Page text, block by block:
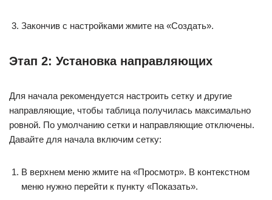
Закончив с настройками жмите на «Создать».
Этап 2: Установка направляющих
Для начала рекомендуется настроить сетку и другие
направляющие, чтобы таблица получилась максимально
ровной. По умолчанию сетки и направляющие отключены.
Давайте для начала включим сетку:
В верхнем меню жмите на «Просмотр». В контекстном
меню нужно перейти к пункту «Показать».